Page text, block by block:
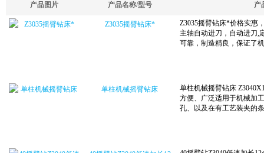
产品图片 产品名称/型号 产
Z3035摇臂钻床*
单柱机械摇臂钻床